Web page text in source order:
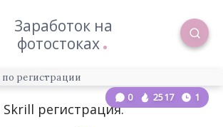
Заработок на
фотостоках
0 2517 1
Skrill регистрация.